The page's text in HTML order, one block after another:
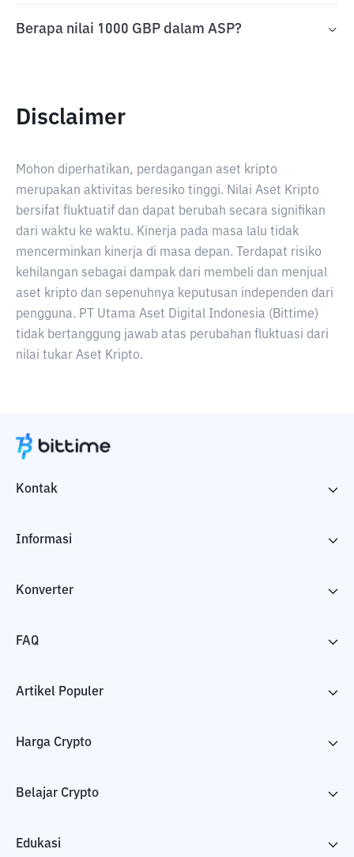
Berapa nilai 1000 GBP dalam ASP?
Disclaimer
Mohon diperhatikan, perdagangan aset kripto
merupakan aktivitas beresiko tinggi. Nilai Aset Kripto
bersifat fluktuatif dan dapat berubah secara signifikan
dari waktu ke waktu. Kinerja pada masa lalu tidak
mencerminkan kinerja di masa depan. Terdapat risiko
kehilangan sebagai dampak dari membeli dan menjual
aset kripto dan sepenuhnya keputusan independen dari
pengguna. PT Utama Aset Digital Indonesia (Bittime)
tidak bertanggung jawab atas perubahan fluktuasi dari
nilai tukar Aset Kripto.
Kontak
Informasi
Konverter
FAQ
Artikel Populer
Harga Crypto
Belajar Crypto
Edukasi